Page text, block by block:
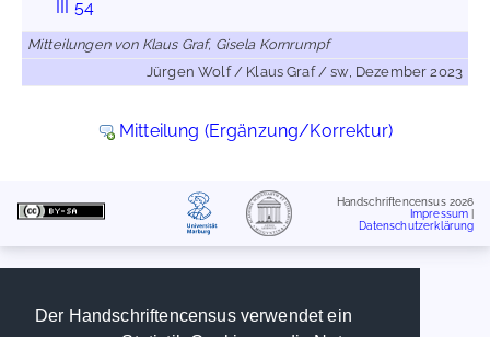
Der Handschriftencensus verwendet ein
III 54
Mitteilungen von Klaus Graf, Gisela Kornrumpf
Jürgen Wolf / Klaus Graf / sw, Dezember 2023
Mitteilung (Ergänzung/Korrektur)
Handschriftencensus 2026
Impressum
Datenschutzerklärung